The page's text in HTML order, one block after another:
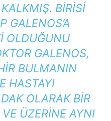
BIRISI
GALENOS’A
OLDUĞUNU
GALENOS,
BULMANIN
HASTAYI
OLARAK BIR
ÜZERINE AYNI